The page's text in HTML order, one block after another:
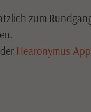
zum
Hearonymus